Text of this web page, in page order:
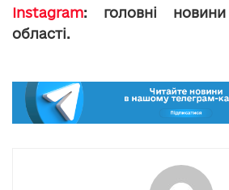
Instagram: головні
області.